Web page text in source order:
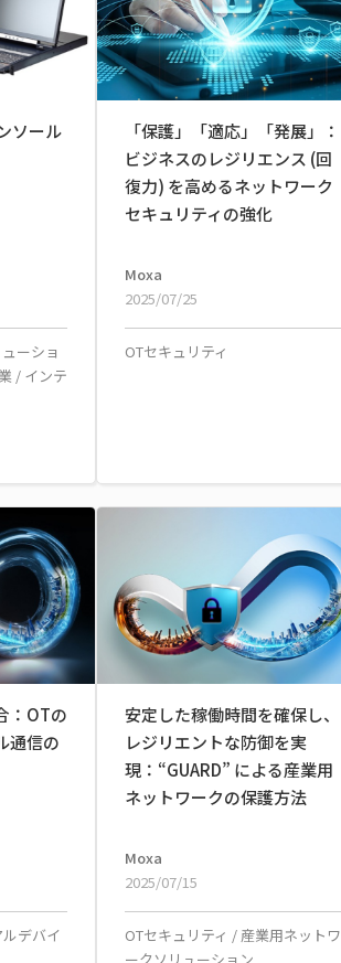
ソール
ーショ
/ インテ
「保護」「適応」「発展」：
ビジネスのレジリエンス (回
復力) を高めるネットワーク
セキュリティの強化
Moxa
2025/07/25
OTセキュリティ
：OTの
通信の
デバイ
安定した稼働時間を確保し、
レジリエントな防御を実
現：“GUARD” による産業用
ネットワークの保護方法
Moxa
2025/07/15
OTセキュリティ / 産業用ネットワ
ークソリューション